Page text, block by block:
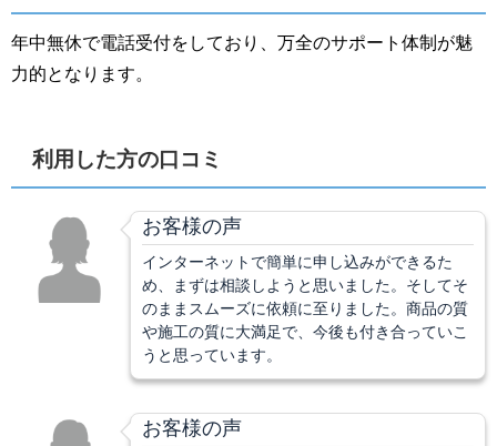
年中無休で電話受付をしており、万全のサポート体制が魅
力的となります。
利用した方の口コミ
お客様の声
インターネットで簡単に申し込みができるた
め、まずは相談しようと思いました。そしてそ
のままスムーズに依頼に至りました。商品の質
や施工の質に大満足で、今後も付き合っていこ
うと思っています。
お客様の声